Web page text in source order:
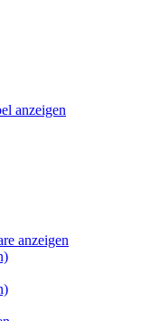
anzeigen
anzeigen